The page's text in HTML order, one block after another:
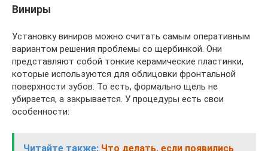
Виниры
Установку виниров можно считать самым оперативным
вариантом решения проблемы со щербинкой. Они
представляют собой тонкие керамические пластинки,
которые используются для облицовки фронтальной
поверхности зубов. То есть, формально щель не
убирается, а закрывается. У процедуры есть свои
особенности:
Читайте также: Что делать, если появились